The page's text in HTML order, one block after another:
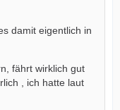
damit eigentlich in
fährt wirklich gut
, ich hatte laut